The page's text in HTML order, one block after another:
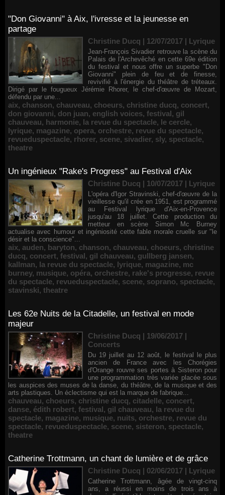
"Don Giovanni" à Aix, l'ivresse et la jeunesse en
partage
Christine Ducq | 12/07/2017 | Lyrique
Jean-François Sivadier retrouve la scène du
Palais de l'Archevêché en cette 69e édition
du festival et nous offre un superbe "Don
Giovanni" plein de feu et de finesse,
revivifié à l'énergie du théâtre de tréteaux.
Dirigé par le fougueux Jérémie Rhorer, le chef-d'œuvre de Mozart,
défendu par une...
aix, chanson, chauveau, choeurs, christine ducq, concert,
don giovanni, don juan, english voices, festival, gil
chauveau, harmonie, la revue du spectacle, le cercle,
lyrique, magazine, opera, orchestre, revue du spectacle,
revueduspectacle, rhorer, scene, sivadier, sly, spectacle,
theatre
Un ingénieux "Rake's Progress" au Festival d'Aix
Christine Ducq | 10/07/2017 | Lyrique
L'opéra d'Igor Stravinski, chef-d'œuvre de la
vieillesse qu'il crée en 1951, est programmé
au Festival lyrique d'Aix-en-Provence
jusqu'au 18 juillet. Cette production du
metteur en scène Simon Mc Burney
actualise avec humour et ingéniosité cette fable morale cruelle sur "le
désir et la conscience"...
aix, auden, baryton, chanson, chauveau, choeurs, christine
ducq, concert, festival, gil chauveau, gullberg jansen,
kallman, la revue du spectacle, lyrique, magazine, mc
burney, musique, opéra, orchestre, rake's progresse, revue
du spectacle, revueduspectacle, scene, soprano, spectacle,
stavinski, theatre
Les 62e Nuits de la Citadelle, un festival en mode
majeur
Christine Ducq | 19/06/2017 |
Concerts
Du 19 juillet au 12 août, le festival le plus
ancien de France avec les Chorégies
d'Orange rouvre ses portes à Sisteron pour
une programmation très variée placée sous
les auspices des muses de la danse, du théâtre, de la musique et des
arts plastiques. Un éclectisme qui est la marque de fabrique...
chauveau, choeurs, christine ducq, citadelle, concert,
danse, édith robert, festival, gil chauveau, la revue du
spectacle, magazine, musique, nuits, orchestre, revue du
spectacle, revueduspectacle, scene, sisteron, spectacle,
theatre
Catherine Trottmann, un chant de lumière et de grâce
Christine Ducq | 02/06/2017 | Lyrique
Catherine Trottmann, âgée de vingt-cinq
ans, a réussi en moins de trois ans à